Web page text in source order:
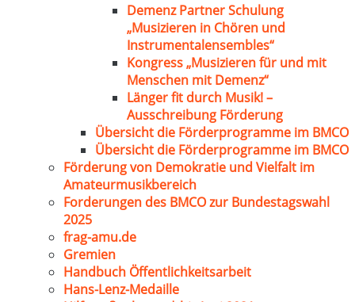
Demenz Partner Schulung
„Musizieren in Chören und
Instrumentalensembles“
Kongress „Musizieren für und mit
Menschen mit Demenz“
Länger fit durch Musik! –
Ausschreibung Förderung
Übersicht die Förderprogramme im BMCO
Übersicht die Förderprogramme im BMCO
Förderung von Demokratie und Vielfalt im
Amateurmusikbereich
Forderungen des BMCO zur Bundestagswahl
2025
frag-amu.de
Gremien
Handbuch Öffentlichkeitsarbeit
Hans-Lenz-Medaille